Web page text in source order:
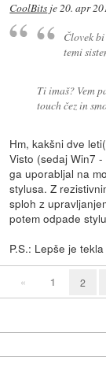
CoolBits je20. apr
Človek
temi
Ti imaš? Vem
touch čez in
Hm, kakšni dve
Visto (sedaj Win7
ga uporabljal na
stylusa. Z
sploh z
potem odpade
P.S.: Lepše je
« 1 2